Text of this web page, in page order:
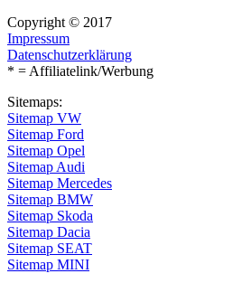
Copyright © 2017
Impressum
Datenschutzerklärung
* = Affiliatelink/Werbung
Sitemaps:
Sitemap VW
Sitemap Ford
Sitemap Opel
Sitemap Audi
Sitemap Mercedes
Sitemap BMW
Sitemap Skoda
Sitemap Dacia
Sitemap SEAT
Sitemap MINI